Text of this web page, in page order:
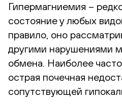
Гипермагниемия –
состояние у любых
правило, оно
другими нарушениями
обмена. Наиболее
острая почечная
сопутствующей